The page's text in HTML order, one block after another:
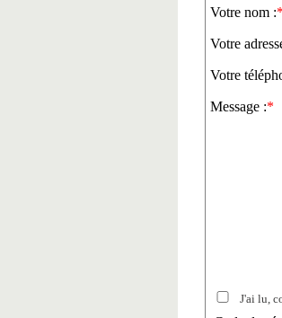
Votre nom :
Votre
Votre
Message :*
J'ai lu,